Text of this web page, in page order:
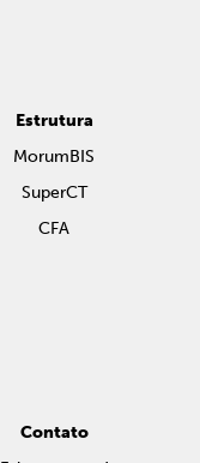
Estrutura
MorumBIS
SuperCT
CFA
Contato